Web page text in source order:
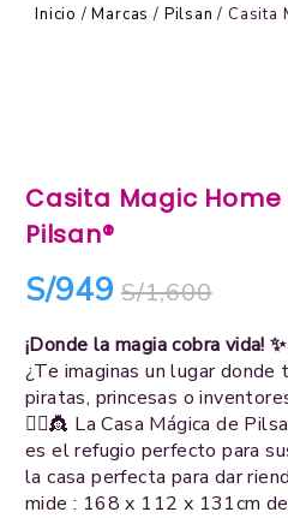
Inicio /Marcas / Pilsan / Casita
Casita Magic Home
Pilsan®
S/1,600
S/949
¡Donde la magia cobra vida!
¿Te imaginas un lugar
piratas, princesas o
🏴‍☠️👸 La Casa Mágica de
es el refugio perfecto para
la casa perfecta para dar
mide : 168 x 112 x 131cm